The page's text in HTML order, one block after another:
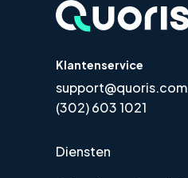
Klantenservice
support@quoris.com
(302) 603 1021
Diensten